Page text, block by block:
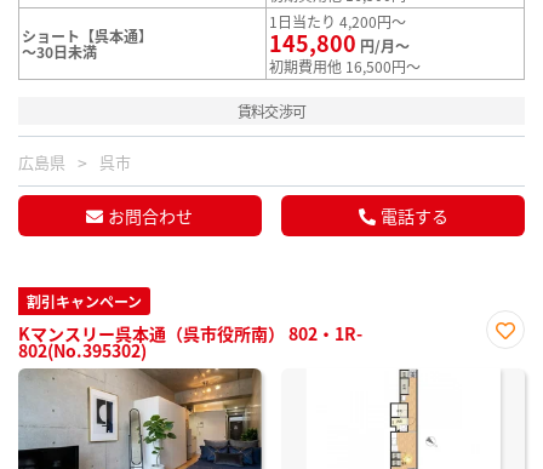
ショート【呉本通】
～30日未満
1日当たり 4,200円～
145,800 円/月～
初期費用他 16,500円～
賃料交渉可
広島県 呉市
お問合わせ 電話する
割引キャンペーン
Kマンスリー呉本通（呉市役所南） 802・1R-
802(No.395302)
に入